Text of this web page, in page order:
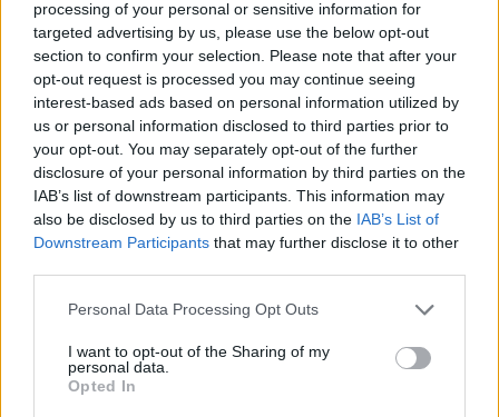
processing of your personal or sensitive information for
targeted advertising by us, please use the below opt-out
section to confirm your selection. Please note that after your
opt-out request is processed you may continue seeing
interest-based ads based on personal information utilized by
us or personal information disclosed to third parties prior to
your opt-out. You may separately opt-out of the further
disclosure of your personal information by third parties on the
IAB’s list of downstream participants. This information may
also be disclosed by us to third parties on the IAB’s List of
Downstream Participants that may further disclose it to other
Personal Data Processing Opt Outs
I want to opt-out of the Sharing of my
personal data.
Opted In
estrema gravità e rilevanza per la sicurezza
del nostro Paese".